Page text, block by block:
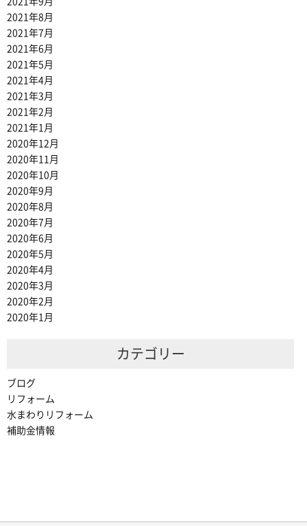
2021年8月
2021年7月
2021年6月
2021年5月
2021年4月
2021年3月
2021年2月
2021年1月
2020年12月
2020年11月
2020年10月
2020年9月
2020年8月
2020年7月
2020年6月
2020年5月
2020年4月
2020年3月
2020年2月
2020年1月
カテゴリー
ブログ
リフォーム
水まわりリフォーム
補助金情報